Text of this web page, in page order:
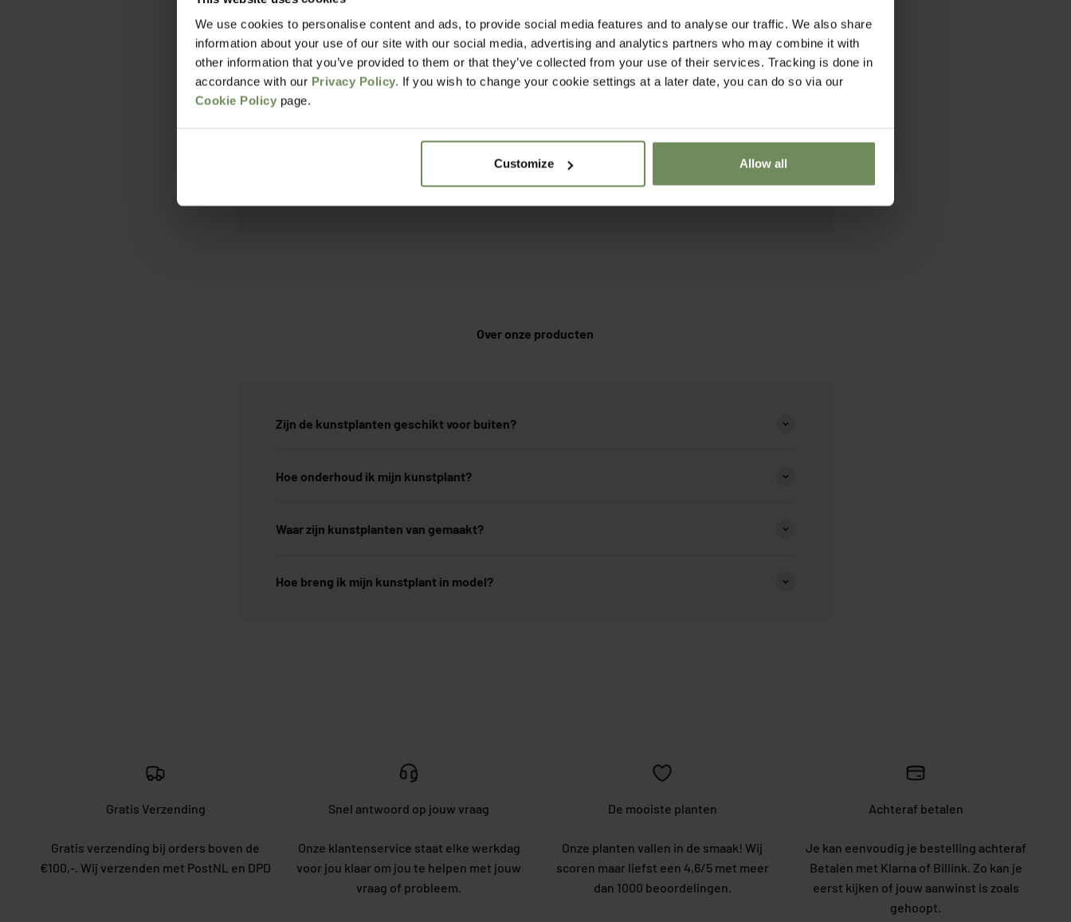
We use cookies to personalise content and ads, to provide social media features and to analyse our traffic. We also share
information about your use of our site with our social media, advertising and analytics partners who may combine it with
other information that you’ve provided to them or that they’ve collected from your use of their services. Tracking is done in
accordance with our Privacy Policy. If you wish to change your cookie settings at a later date, you can do so via our
Cookie Policy page.
Customize Allow all
Hoe lang duur het voordat ik mijn bestelling ontvang?
Wat zijn de verzendkosten?
Met welke bezorgdienst werken jullie?
Hoe zit het met retourneren?
Over onze producten
Zijn de kunstplanten geschikt voor buiten?
Hoe onderhoud ik mijn kunstplant?
Waar zijn kunstplanten van gemaakt?
Hoe breng ik mijn kunstplant in model?
Gratis Verzending
Gratis verzending bij orders boven de
€100,-. Wij verzenden met PostNL en DPD
Snel antwoord op jouw vraag
Onze klantenservice staat elke werkdag
voor jou klaar om jou te helpen met jouw
vraag of probleem.
De mooiste planten
Onze planten vallen in de smaak! Wij
scoren maar liefst een 4,6/5 met meer
dan 1000 beoordelingen.
Achteraf betalen
Je kan eenvoudig je bestelling achteraf
Betalen met Klarna of Billink. Zo kan je
eerst kijken of jouw aanwinst is zoals
gehoopt.